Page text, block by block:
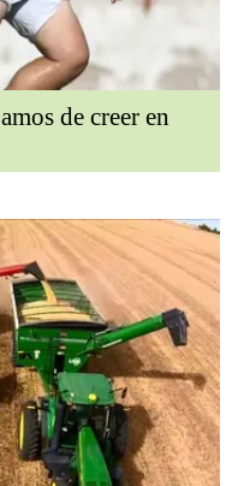
de creer en